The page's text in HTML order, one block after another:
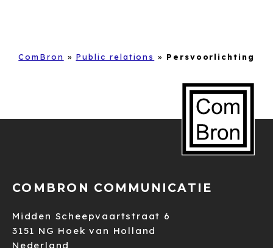
ComBron » Public relations » Persvoorlichting
COMBRON COMMUNICATIE
Midden Scheepvaartstraat 6
3151 NG Hoek van Holland
Nederland